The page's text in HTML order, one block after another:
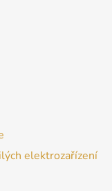
elektrozařízení